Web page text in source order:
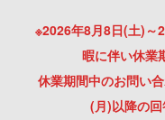
※2026年8月8日(土)～
暇に伴い休業
休業期間中のお問い
(月)以降の回